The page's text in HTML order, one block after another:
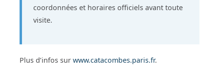
coordonnées et horaires officiels avant toute
visite.
Plus d’infos sur www.catacombes.paris.fr.